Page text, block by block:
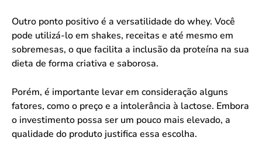
Outro ponto positivo é a versatilidade do whey. Você
pode utilizá-lo em shakes, receitas e até mesmo em
sobremesas, o que facilita a inclusão da proteína na sua
dieta de forma criativa e saborosa.
Porém, é importante levar em consideração alguns
fatores, como o preço e a intolerância à lactose. Embora
o investimento possa ser um pouco mais elevado, a
qualidade do produto justifica essa escolha.